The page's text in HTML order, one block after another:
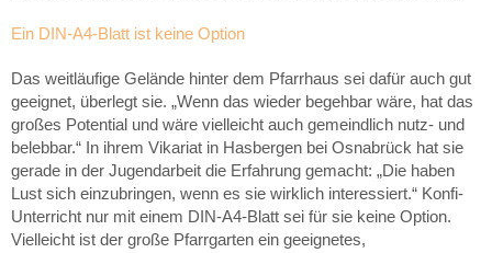
Ein DIN-A4-Blatt ist keine Option
Das weitläufige Gelände hinter dem Pfarrhaus sei dafür auch gut
geeignet, überlegt sie. „Wenn das wieder begehbar wäre, hat das
großes Potential und wäre vielleicht auch gemeindlich nutz- und
belebbar.“ In ihrem Vikariat in Hasbergen bei Osnabrück hat sie
gerade in der Jugendarbeit die Erfahrung gemacht: „Die haben
Lust sich einzubringen, wenn es sie wirklich interessiert.“ Konfi-
Unterricht nur mit einem DIN-A4-Blatt sei für sie keine Option.
Vielleicht ist der große Pfarrgarten ein geeignetes,